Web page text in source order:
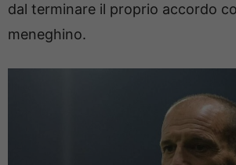
dal terminare il proprio accordo
meneghino.